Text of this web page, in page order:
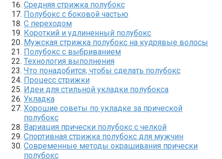
Средняя стрижка полубокс
Полубокс с боковой частью
С переходом
Короткий и удлиненный полубокс
Мужская стрижка полубокс на кудрявые волосы
Полубокс с выбриванием
Технология выполнения
Что понадобится, чтобы сделать полубокс
Процесс стрижки
Идеи для стильной укладки полубокса
Укладка
Хорошие советы по укладке за прической
полубокс
Вариация прически полубокс с челкой
Спортивная стрижка полубокс для мужчин
Современные методы окрашивания прически
полубокс